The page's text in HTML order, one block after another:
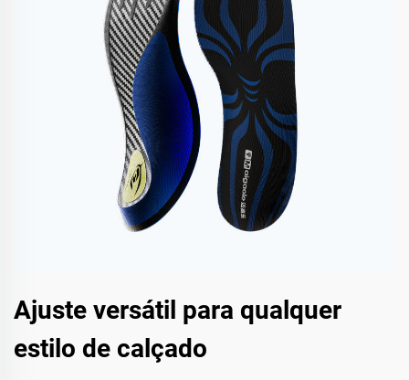
Ajuste versátil para qualquer
estilo de calçado